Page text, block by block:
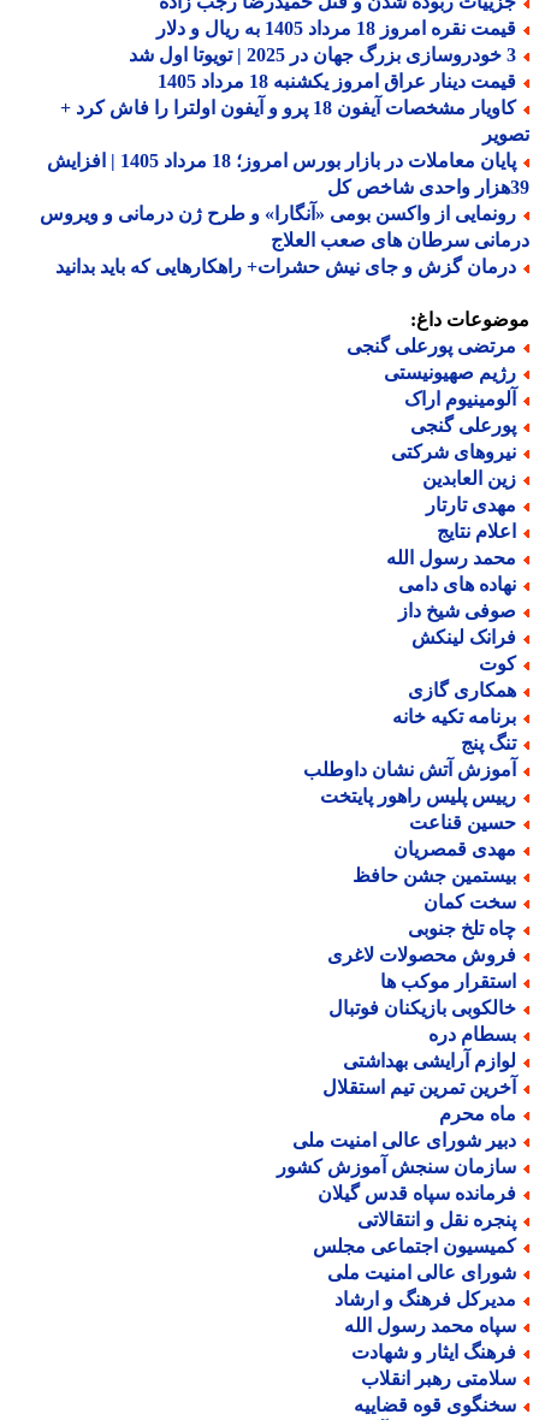
نقره امروز 18 مرداد 1405 به ریال و دلار
دینار عراق امروز یکشنبه 18 مرداد 1405
کاویار مشخصات آیفون 18 پرو و آیفون اولترا را فاش کرد +
پایان معاملات در بازار بورس امروز؛ 18 مرداد 1405 | افزایش
از واکسن بومی «آنگارا» و طرح ژن درمانی و ویروس
سرطان های صعب العلاج
گزش و جای نیش حشرات+ راهکارهایی که باید بدانید
داغ:
پورعلی گنجی
صهیونیستی
اراک
گنجی
شرکتی
العابدین
تارتار
نتایج
رسول الله
های دامی
شیخ داز
لینکش
گازی
تکیه خانه
پنج
آتش نشان داوطلب
پلیس راهور پایتخت
قناعت
قمصریان
جشن حافظ
کمان
تلخ جنوبی
محصولات لاغری
موکب ها
بازیکنان فوتبال
دره
آرایشی بهداشتی
تمرین تیم استقلال
محرم
شورای عالی امنیت ملی
سنجش آموزش کشور
سپاه قدس گیلان
نقل و انتقالاتی
اجتماعی مجلس
عالی امنیت ملی
فرهنگ و ارشاد
محمد رسول الله
ایثار و شهادت
رهبر انقلاب
قوه قضاییه